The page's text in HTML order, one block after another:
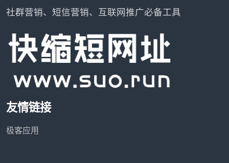
社群营销、短信营销、互联网推广必备工具
友情链接
极客应用